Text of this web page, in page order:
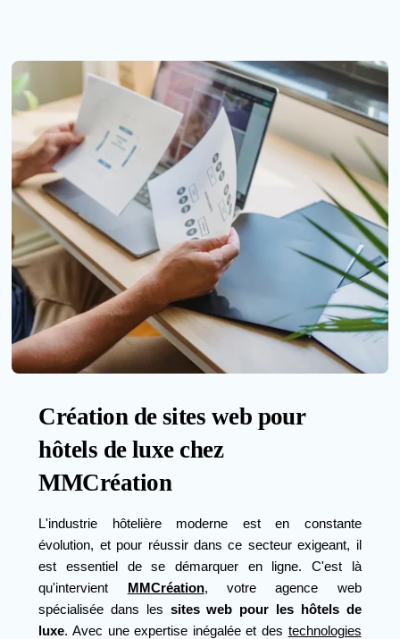
Création de sites web pour
hôtels de luxe chez
MMCréation
L'industrie hôtelière moderne est en constante
évolution, et pour réussir dans ce secteur exigeant, il
est essentiel de se démarquer en ligne. C'est là
qu'intervient MMCréation, votre agence web
spécialisée dans les sites web pour les hôtels de
luxe. Avec une expertise inégalée et des technologies